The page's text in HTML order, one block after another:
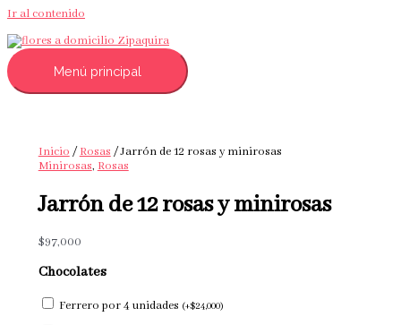
Ir al contenido
Menú principal
Inicio/Rosas/ Jarrón de 12 rosas y minirosas
Minirosas,Rosas
Jarrón de 12 rosas y minirosas
$97,000
Chocolates
Ferrero por 4 unidades (+$24,000)